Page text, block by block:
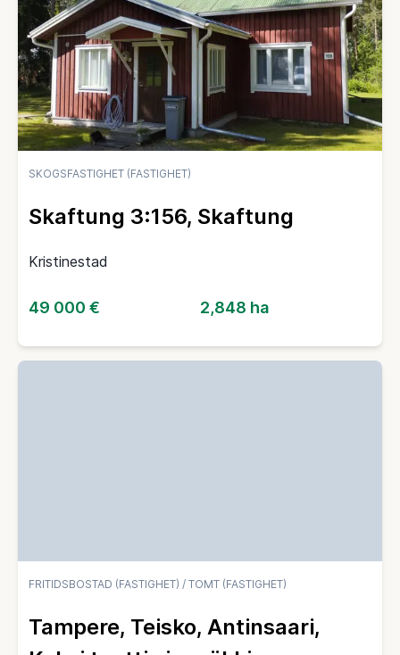
SKOGSFASTIGHET (FASTIGHET)
Skaftung 3:156, Skaftung
Kristinestad
49 000 € 2,848 ha
FRITIDSBOSTAD (FASTIGHET) / TOMT (FASTIGHET)
Tampere, Teisko, Antinsaari,